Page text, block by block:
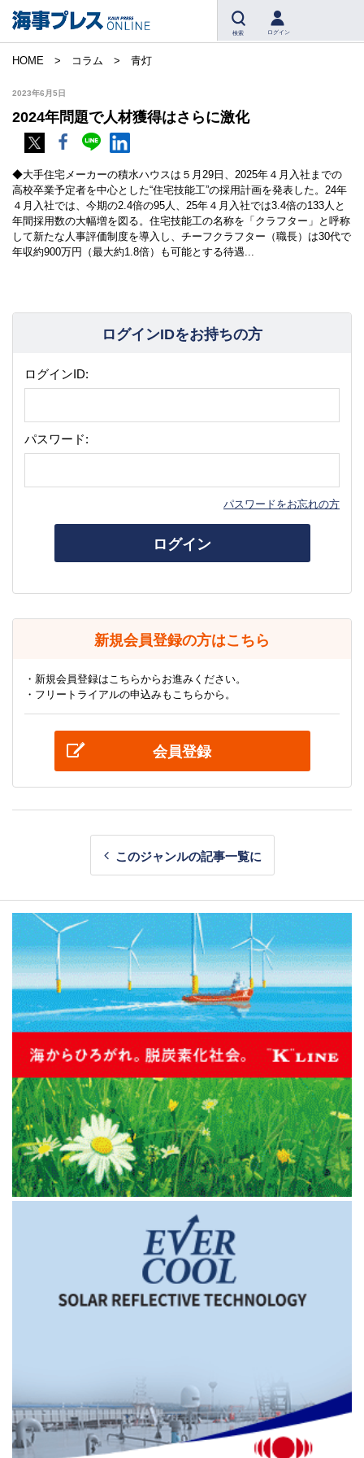
検索 ログイン
HOME コラム 青灯
2023年6月5日
2024年問題で人材獲得はさらに激化
◆大手住宅メーカーの積水ハウスは５月29日、2025年４月入社までの
高校卒業予定者を中心とした“住宅技能工”の採用計画を発表した。24年
４月入社では、今期の2.4倍の95人、25年４月入社では3.4倍の133人と
年間採用数の大幅増を図る。住宅技能工の名称を「クラフター」と呼称
して新たな人事評価制度を導入し、チーフクラフター（職長）は30代で
年収約900万円（最大約1.8倍）も可能とする待遇...
ログインIDをお持ちの方
ログインID:
パスワード:
パスワードをお忘れの方
ログイン
新規会員登録の方はこちら
・新規会員登録はこちらからお進みください。
・フリートライアルの申込みもこちらから。
会員登録
このジャンルの記事一覧に